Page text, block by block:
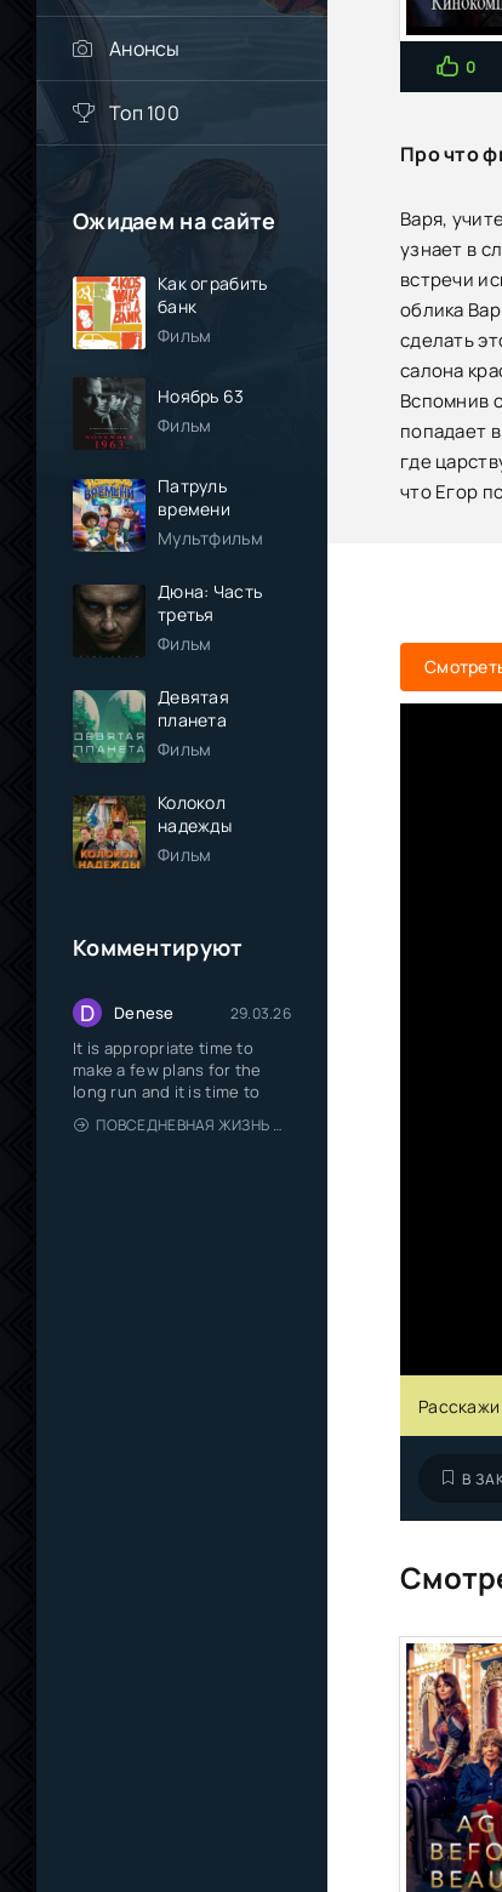
Анонсы
Топ 100
Ожидаем на сайте
Как ограбить
банк
Фильм
Ноябрь 63
Фильм
Патруль
времени
Мультфильм
Дюна: Часть
третья
Фильм
Девятая
планета
Фильм
Колокол
надежды
Фильм
Комментируют
D Denese 29.03.26
It is appropriate time to
make a few plans for the
long run and it is time to
ПОВСЕДНЕВНАЯ ЖИЗНЬ ОДИНОКОГО ДВАДЦАТИДЕВЯТИЛЕТНЕГО АВАНТЮРИСТА
0
Про что
Варя,
узнает в
встречи
облика
сделать
салона
Вспомнив
попадает
где
что Егор
В